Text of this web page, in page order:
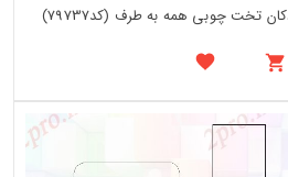
تخت چوبی همه به طرف (کد79737)